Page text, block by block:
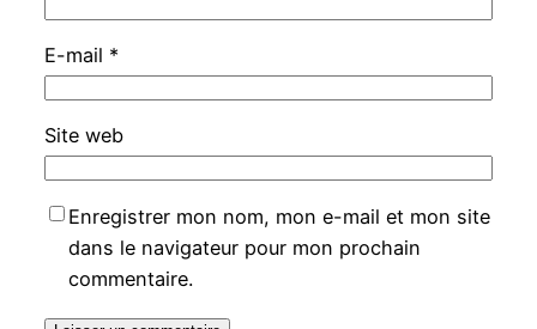
E-mail *
Site web
Enregistrer mon nom, mon e-mail et mon site
dans le navigateur pour mon prochain
commentaire.